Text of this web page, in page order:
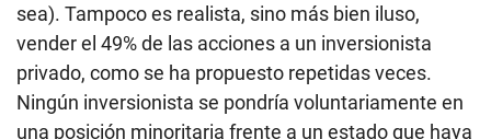
sea). Tampoco es realista, sino más bien iluso,
vender el 49% de las acciones a un inversionista
privado, como se ha propuesto repetidas veces.
Ningún inversionista se pondría voluntariamente en
una posición minoritaria frente a un estado que haya